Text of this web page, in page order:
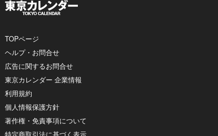
TOPページ
ヘルプ・お問合せ
広告に関するお問合せ
東京カレンダー 企業情報
利用規約
個人情報保護方針
著作権・免責事項について
特定商取引法に基づく表示